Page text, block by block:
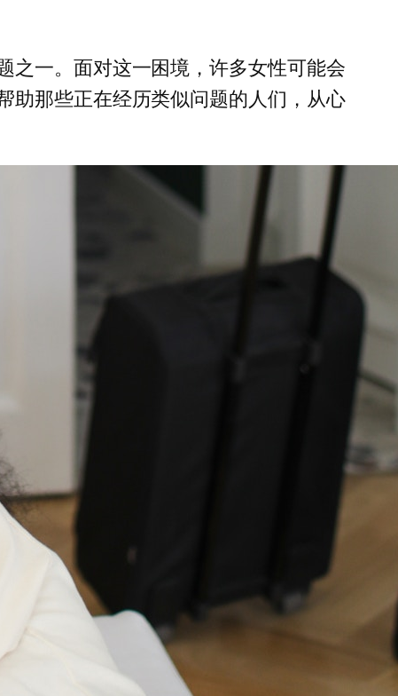
之一。面对这一困境，许多女性可能会
助那些正在经历类似问题的人们，从心